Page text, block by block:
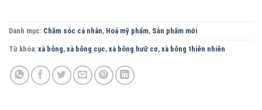
Danh mục: Chăm sóc cá nhân, Hoá mỹ phẩm, Sản phẩm mới
Từ khóa: xà bông, xà bông cục, xà bông hưữ cơ, xà bông thiên nhiên